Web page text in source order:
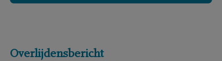
Overlijdensbericht